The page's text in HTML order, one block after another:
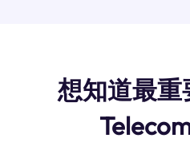
想知道最重